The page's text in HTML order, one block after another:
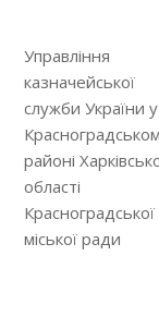
Управління
казначейської
служби України у
районі
області
Красноградської
міської ради